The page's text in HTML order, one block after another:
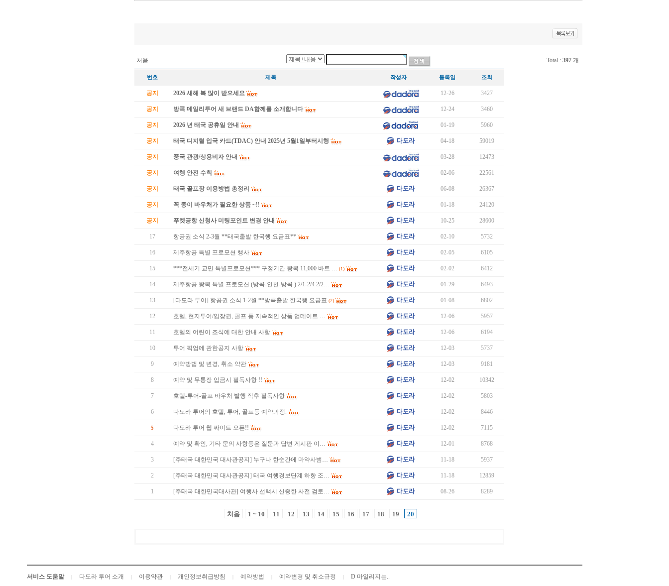
처음 Total : 397 개
번호 제목 작성자 등록일 조회
공지 2026 새해 복 많이 받으세요 12-26 3427
공지 방콕 데일리투어 새 브랜드 DA함께를 소개합니다 12-24 3460
공지 2026 년 태국 공휴일 안내 01-19 5960
공지 태국 디지털 입국 카드(TDAC) 안내 2025년 5월1일부터시행 04-18 59019
공지 중국 관광/상용비자 안내 03-28 12473
공지 여행 안전 수칙 02-06 22561
공지 태국 골프장 이용방법 총정리 06-08 26367
공지 꼭 종이 바우처가 필요한 상품 ~!! 01-18 24120
공지 푸켓공항 신청사 미팅포인트 변경 안내 10-25 28600
17 항공권 소식 2-3월 **태국출발 한국행 요금표** 02-10 5732
16 제주항공 특별 프로모션 행사 02-05 6105
15 ***전세기 교민 특별프로모션*** 구정기간 왕복 11,000 바트 … (1) 02-02 6412
14 제주항공 왕복 특별 프로모션 (방콕-인천-방콕 ) 2/1-2/4 2/2… 01-29 6493
13 [다도라 투어] 항공권 소식 1-2월 **방콕출발 한국행 요금표 (2) 01-08 6802
12 호텔, 현지투어/입장권, 골프 등 지속적인 상품 업데이트 … 12-06 5957
11 호텔의 어린이 조식에 대한 안내 사항 12-06 6194
10 투어 픽업에 관한공지 사항 12-03 5737
9 예약방법 및 변경, 취소 약관 12-03 9181
8 예약 및 무통장 입금시 필독사항 !! 12-02 10342
7 호텔-투어-골프 바우처 발행 직후 필독사항 12-02 5803
6 다도라 투어의 호텔, 투어, 골프등 예약과정. 12-02 8446
5 다도라 투어 웹 싸이트 오픈!! 12-02 7115
4 예약 및 확인, 기타 문의 사항등은 질문과 답변 게시판 이… 12-01 8768
3 [주태국 대한민국 대사관공지] 누구나 한순간에 마약사범… 11-18 5937
2 [주태국 대한민국 대사관공지] 태국 여행경보단계 하향 조… 11-18 12859
1 [주태국 대한민국대사관] 여행사 선택시 신중한 사전 검토… 08-26 8289
처음 1 ~ 10 11 12 13 14 15 16 17 18 19 20
서비스 도움말 다도라 투어 소개 이용약관 개인정보취급방침 예약방법 예약변경 및 취소규정 D 마일리지는..